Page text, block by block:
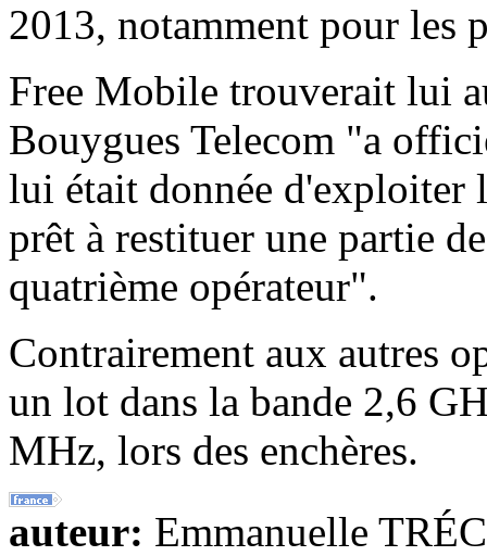
2013, notamment pour les
Free Mobile trouverait lui
Bouygues Telecom "a
lui était donnée d'exploiter
prêt à restituer une partie
quatrième opérateur".
Contrairement aux autres
un lot dans la bande 2,6
MHz, lors des enchères.
auteur: Emmanuelle